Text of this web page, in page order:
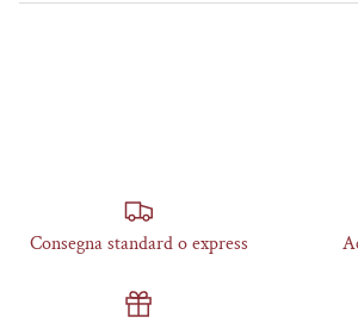
Consegna standard o express